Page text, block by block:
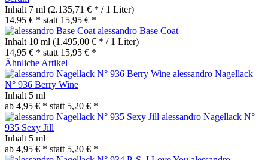
Inhalt 7 ml (2.135,71 € * / 1 Liter)
14,95 € * statt 15,95 € *
alessandro Base Coat
Inhalt 10 ml (1.495,00 € * / 1 Liter)
14,95 € * statt 15,95 € *
Ähnliche Artikel
alessandro Nagellack
N° 936 Berry Wine
Inhalt 5 ml
ab 4,95 € * statt 5,20 € *
alessandro Nagellack N°
935 Sexy Jill
Inhalt 5 ml
ab 4,95 € * statt 5,20 € *